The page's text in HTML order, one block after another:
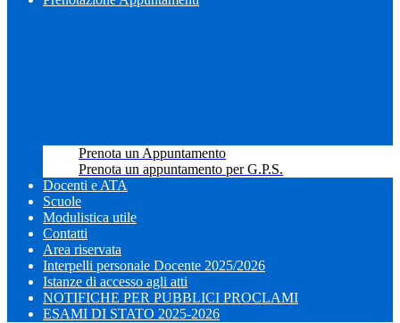
Prenota un Appuntamento
Prenota un appuntamento per G.P.S.
Docenti e ATA
Scuole
Modulistica utile
Contatti
Area riservata
Interpelli personale Docente 2025/2026
Istanze di accesso agli atti
NOTIFICHE PER PUBBLICI PROCLAMI
ESAMI DI STATO 2025-2026